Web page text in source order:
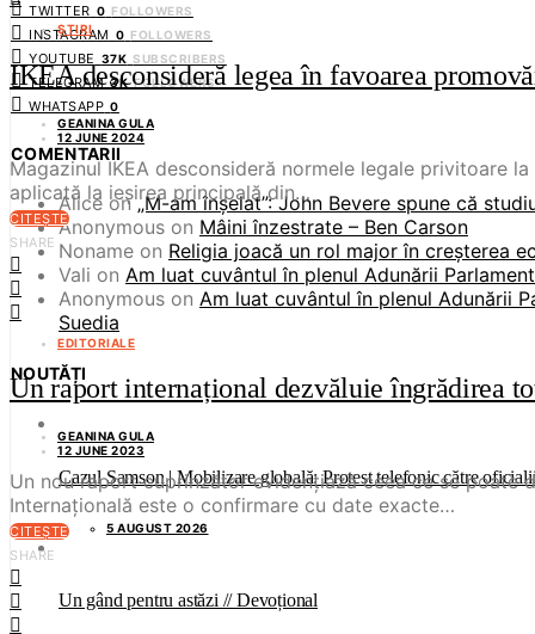
TWITTER 0 FOLLOWERS
INSTAGRAM 0 FOLLOWERS
YOUTUBE 37K SUBSCRIBERS
TELEGRAM 3K FOLLOWERS
WHATSAPP 0
COMENTARII
Alice on„M-am înșelat”: John Bevere spune că
Anonymous on Mâini înzestrate – Ben Carson
Noname on Religia joacă un rol major în creșterea
Vali on Am luat cuvântul în plenul Adunării
Anonymous on Am luat cuvântul în plenul Adunării
Suedia
NOUTĂȚI
Cazul Samson | Mobilizare globală: Protest telefonic către
5 AUGUST 2026
Un gând pentru astăzi // Devoțional
ȘTIRI
IKEA desconsideră legea în favoarea
GEANINA GULA
12 JUNE 2024
Magazinul IKEA desconsideră normele legale privitoare
aplicată la ieșirea principală din…
CITEȘTE
SHARE
EDITORIALE
Un raport internațional dezvăluie îngrădirea
GEANINA GULA
12 JUNE 2023
Un nou raport cuprinzător evidențiază ceea ce se poate
Internațională este o confirmare cu date exacte…
CITEȘTE
SHARE